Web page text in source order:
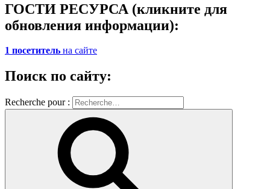
ГОСТИ РЕСУРСА (кликните для
обновления информации):
1 посетитель на сайте
Поиск по сайту:
Recherche pour :